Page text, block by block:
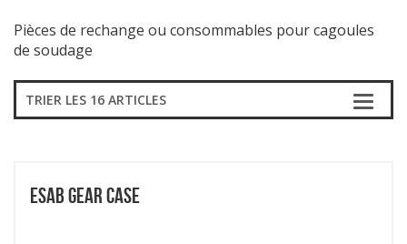
Pièces de rechange ou consommables pour cagoules
de soudage
TRIER LES 16 ARTICLES
ESAB GEAR CASE